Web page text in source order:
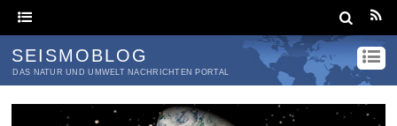
SEISMOBLOG
DAS NATUR UND UMWELT NACHRICHTEN PORTAL